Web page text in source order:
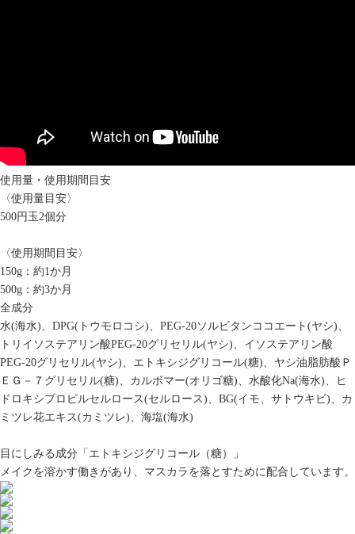
使用量・使用期間目安
〈使用量目安〉
500円玉2個分
〈使用期間目安〉
150g：約1か月
500g：約3か月
全成分
水(海水)、DPG(トウモロコシ)、PEG-20ソルビタンココエート(ヤシ)、
トリイソステアリン酸PEG-20グリセリル(ヤシ)、イソステアリン酸
PEG-20グリセリル(ヤシ)、エトキシジグリコール(糖)、ヤシ油脂肪酸Ｐ
ＥＧ－７グリセリル(糖)、カルボマー(オリゴ糖)、水酸化Na(海水)、ヒ
ドロキシプロピルセルロース(セルロース)、BG(イモ、サトウキビ)、カ
ミツレ花エキス(カミツレ)、海塩(海水)
目にしみる成分「エトキシジグリコール（糖）」
メイクを溶かす働きがあり、マスカラを落とすために配合しています。